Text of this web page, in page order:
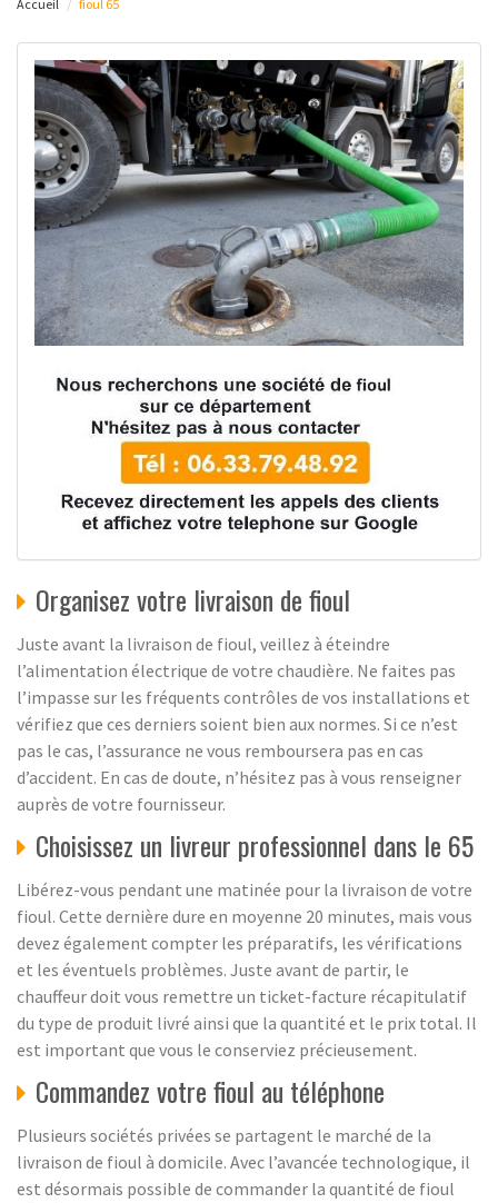
Accueil fioul 65
Organisez votre livraison de fioul
Juste avant la livraison de fioul, veillez à éteindre
l’alimentation électrique de votre chaudière. Ne faites pas
l’impasse sur les fréquents contrôles de vos installations et
vérifiez que ces derniers soient bien aux normes. Si ce n’est
pas le cas, l’assurance ne vous remboursera pas en cas
d’accident. En cas de doute, n’hésitez pas à vous renseigner
auprès de votre fournisseur.
Choisissez un livreur professionnel dans le 65
Libérez-vous pendant une matinée pour la livraison de votre
fioul. Cette dernière dure en moyenne 20 minutes, mais vous
devez également compter les préparatifs, les vérifications
et les éventuels problèmes. Juste avant de partir, le
chauffeur doit vous remettre un ticket-facture récapitulatif
du type de produit livré ainsi que la quantité et le prix total. Il
est important que vous le conserviez précieusement.
Commandez votre fioul au téléphone
Plusieurs sociétés privées se partagent le marché de la
livraison de fioul à domicile. Avec l’avancée technologique, il
est désormais possible de commander la quantité de fioul